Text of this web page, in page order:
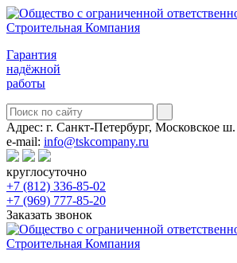
Гарантия
надёжной
работы
Адрес: г. Санкт-Петербург, Московское
e-mail: info@tskcompany.ru
круглосуточно
+7 (812) 336-85-02
+7 (969) 777-85-20
Заказать звонок